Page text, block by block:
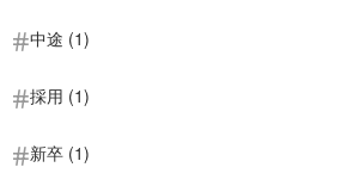
中途 (1)
採用 (1)
新卒 (1)